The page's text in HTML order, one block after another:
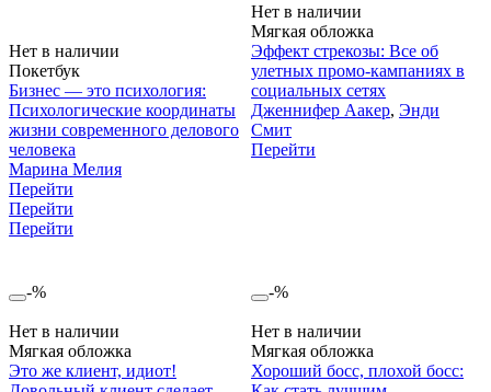
Нет в наличии
Покетбук
Бизнес — это психология:
Психологические координаты
жизни современного делового
человека
Марина Мелия
Перейти
Перейти
Перейти
Нет в наличии
Мягкая обложка
Эффект стрекозы: Все об
улетных промо-кампаниях в
социальных сетях
Дженнифер Аакер, Энди
Смит
Перейти
-%
Нет в наличии
Мягкая обложка
Это же клиент, идиот!
-%
Нет в наличии
Мягкая обложка
Хороший босс, плохой босс: